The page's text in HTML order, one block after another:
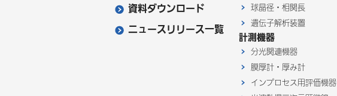
資料ダウンロード
ニュースリリース一覧
球晶径・相関長
遺伝子解析装置
計測機器
分光関連機器
膜厚計・厚み計
インプロセス用評価機器